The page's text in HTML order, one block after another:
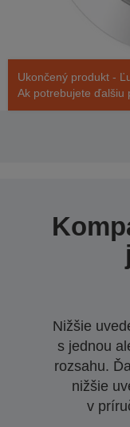
Ukončený produkt -
Ak potrebujete ďalšiu
Nižšie
s jednou
rozsahu.
nižšie
v